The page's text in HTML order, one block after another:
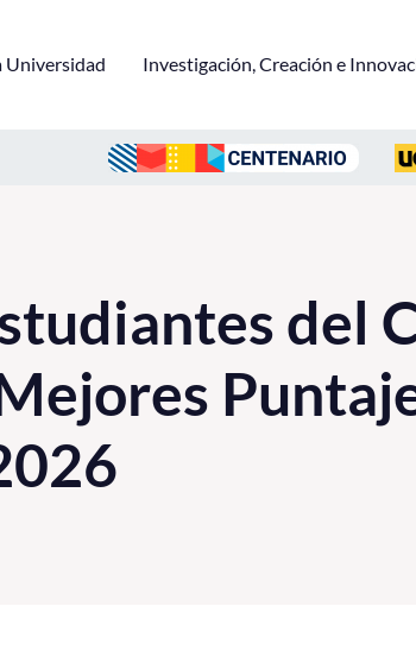
Universidad Investigación, Creación e
del